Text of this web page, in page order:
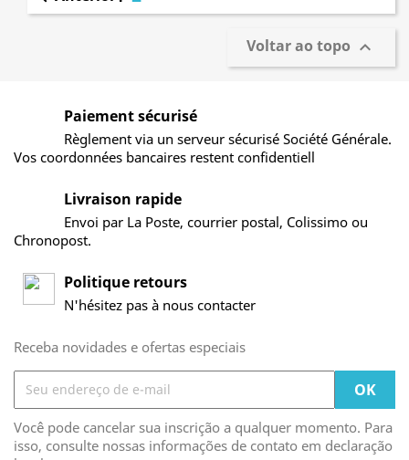
Voltar ao topo 
Paiement sécurisé
Règlement via un serveur sécurisé Société Générale.
Vos coordonnées bancaires restent confidentiell
Livraison rapide
Envoi par La Poste, courrier postal, Colissimo ou
Chronopost.
Politique retours
N'hésitez pas à nous contacter
Receba novidades e ofertas especiais
Você pode cancelar sua inscrição a qualquer momento. Para
isso, consulte nossas informações de contato em declaração